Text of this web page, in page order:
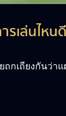
เล่นไห
ถกเถียงกัน